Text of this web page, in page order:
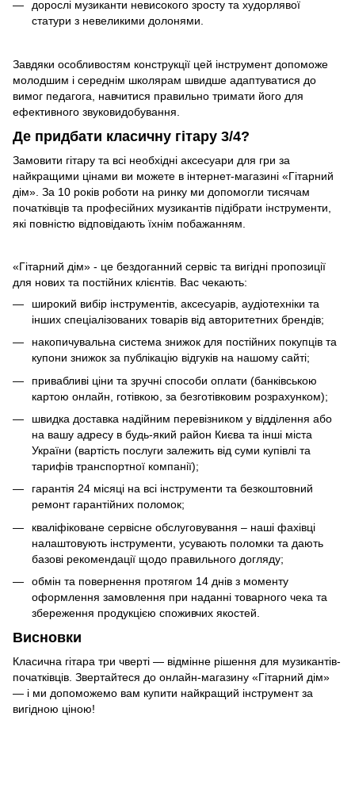
дорослі музиканти невисокого зросту та худорлявої
статури з невеликими долонями.
Завдяки особливостям конструкції цей інструмент допоможе
молодшим і середнім школярам швидше адаптуватися до
вимог педагога, навчитися правильно тримати його для
ефективного звуковидобування.
Де придбати класичну гітару 3/4?
Замовити гітару та всі необхідні аксесуари для гри за
найкращими цінами ви можете в інтернет-магазині «Гітарний
дім». За 10 років роботи на ринку ми допомогли тисячам
початківців та професійних музикантів підібрати інструменти,
які повністю відповідають їхнім побажанням.
«Гітарний дім» - це бездоганний сервіс та вигідні пропозиції
для нових та постійних клієнтів. Вас чекають:
широкий вибір інструментів, аксесуарів, аудіотехніки та
інших спеціалізованих товарів від авторитетних брендів;
накопичувальна система знижок для постійних покупців та
купони знижок за публікацію відгуків на нашому сайті;
привабливі ціни та зручні способи оплати (банківською
картою онлайн, готівкою, за безготівковим розрахунком);
швидка доставка надійним перевізником у відділення або
на вашу адресу в будь-який район Києва та інші міста
України (вартість послуги залежить від суми купівлі та
тарифів транспортної компанії);
гарантія 24 місяці на всі інструменти та безкоштовний
ремонт гарантійних поломок;
кваліфіковане сервісне обслуговування – наші фахівці
налаштовують інструменти, усувають поломки та дають
базові рекомендації щодо правильного догляду;
обмін та повернення протягом 14 днів з моменту
оформлення замовлення при наданні товарного чека та
збереження продукцією споживчих якостей.
Висновки
Класична гітара три чверті — відмінне рішення для музикантів-
початківців. Звертайтеся до онлайн-магазину «Гітарний дім»
— і ми допоможемо вам купити найкращий інструмент за
вигідною ціною!